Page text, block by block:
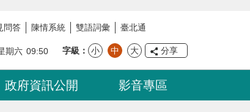
問答 陳情系統 雙語詞彙 臺北通
期六 09:50 字級 小 中 大 分享
政府資訊公開 影音專區